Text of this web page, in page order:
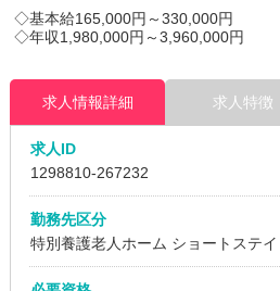
◇基本給165,000円～330,000円
◇年収1,980,000円～3,960,000円
求人情報詳細 求人特徴
求人ID
1298810-267232
勤務先区分
特別養護老人ホーム ショートステイ